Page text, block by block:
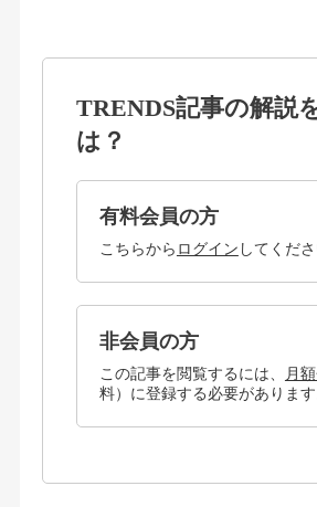
TRENDS記事の解説
は？
有料会員の方
こちらから ログイン してくださ
非会員の方
この記事を閲覧するには、 月
料）に登録する必要があります